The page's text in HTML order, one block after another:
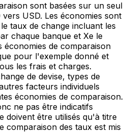
sont basées sur un seul
USD. Les économies sont
taux de change incluant les
chaque banque et Xe le
économies de comparaison
pour l'exemple donné et
les frais et charges.
de devise, types de
facteurs individuels
économies de comparaison.
ne pas être indicatifs
doivent être utilisés qu'à titre
comparaison des taux est mis